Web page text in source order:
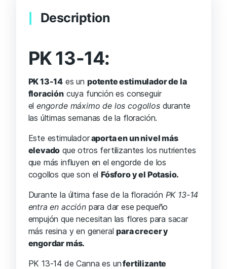
Description
PK 13-14:
PK 13-14 es un potente estimulador de la
floracióncuya función es conseguir
el engorde máximo de los cogollos durante
las últimas semanas de la floración.
Este estimuladoraporta en un nivel más
elevado que otros fertilizantes los nutrientes
que más influyen en el engorde de los
cogollos que son el Fósforo y el Potasio.
Durante la última fase de la floración PK 13-14
entra en acciónpara dar ese pequeño
empujón que necesitan las flores para sacar
más resina y en generalpara crecer y
engordar más.
PK 13-14 de Canna es unfertilizante